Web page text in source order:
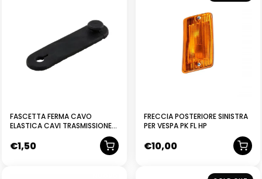
FASCETTA FERMA CAVO
ELASTICA CAVI TRASMISSIONE
PIAGGIO CIAO BOXER SI BRAVO
VESPA
€1,50
FRECCIA POSTERIORE SINISTRA
PER VESPA PK FL HP
€10,00
NUOVO